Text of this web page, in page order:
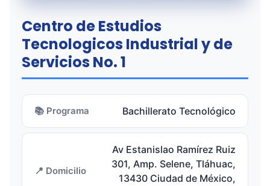
Centro de Estudios
Tecnologicos Industrial y de
Servicios No. 1
📚 Programa Bachillerato Tecnológico
📍 Domicilio
Av Estanislao Ramírez Ruiz
301, Amp. Selene, Tláhuac,
13430 Ciudad de México,